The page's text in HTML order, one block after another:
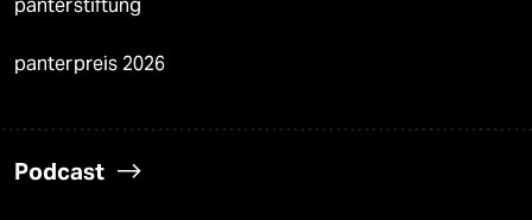
panterstiftung
panterpreis 2026
Podcast